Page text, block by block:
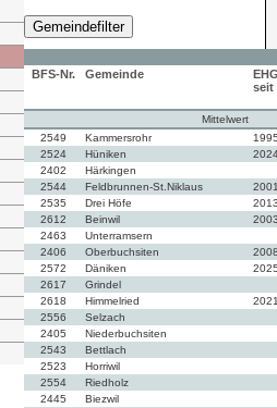
Gemeindefilter
BFS-Nr. Gemeinde
seit
Mittelwert
2549
Kammersrohr
2524
Hüniken
2402
Härkingen
2544
Feldbrunnen-St.Niklaus
2535
Drei Höfe
2612
Beinwil
2463
Unterramsern
2406
Oberbuchsiten
2572
Däniken
2617
Grindel
2618
Himmelried
2556
Selzach
2405
Niederbuchsiten
2543
Bettlach
2523
Horriwil
2554
Riedholz
2445
Biezwil